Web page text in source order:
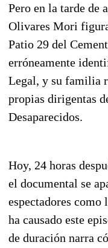
Pero en la tarde de
Olivares Mori
Patio 29 del
erróneamente
Legal, y su familia
propias dirigentas
Desaparecidos.
Hoy, 24 horas
el documental se
espectadores como
ha causado este
de duración narra